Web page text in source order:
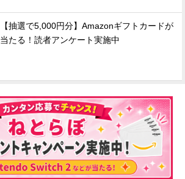
【抽選で5,000円分】Amazonギフトカードが
当たる！読者アンケート実施中